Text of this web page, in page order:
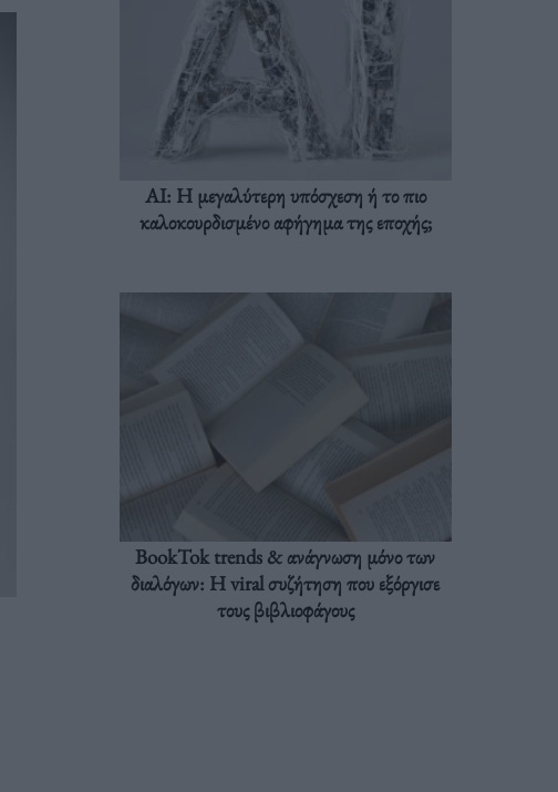
AI: Η μεγαλύτερη υπόσχεση ή το πιο
καλοκουρδισμένο αφήγημα της εποχής;
BookTok trends & ανάγνωση μόνο των
διαλόγων: Η viral συζήτηση που εξόργισε
τους βιβλιοφάγους